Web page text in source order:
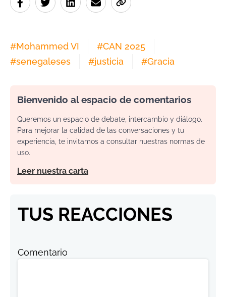
#Mohammed VI #CAN 2025
#senegaleses #justicia #Gracia
Bienvenido al espacio de comentarios
Queremos un espacio de debate, intercambio y diálogo.
Para mejorar la calidad de las conversaciones y tu
experiencia, te invitamos a consultar nuestras normas de
uso.
Leer nuestra carta
TUS REACCIONES
Comentario